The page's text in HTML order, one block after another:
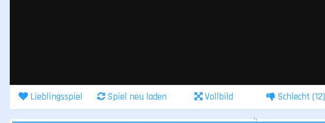
Lieblingsspiel Spiel neu laden Vollbild Schlecht (12)